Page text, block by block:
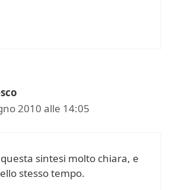
2010 alle 14:05
sintesi molto chiara, e
stesso tempo.